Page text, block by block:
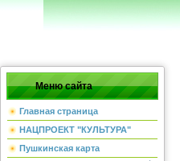
Меню сайта
Главная страница
НАЦПРОЕКТ "КУЛЬТУРА"
Пушкинская карта